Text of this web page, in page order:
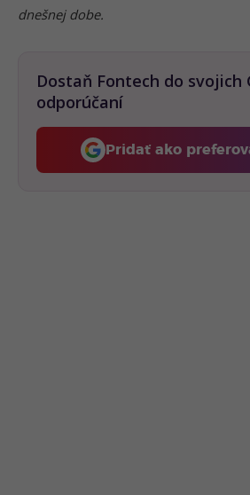
dnešnej dobe.
Dostaň Fontech do svojich
odporúčaní
Pridať ako